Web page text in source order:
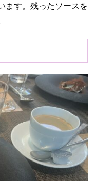
ます。残ったソースを